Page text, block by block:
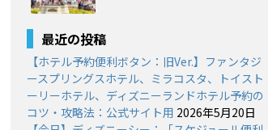
最近の投稿
【ホテル予約便利ボタン：旧Ver.】ファンタジ
ースプリングスホテル、ミラコスタ、トイスト
ーリーホテル、ディズニーランドホテル予約の
コツ・攻略法：公式サイト用 2026年5月20日